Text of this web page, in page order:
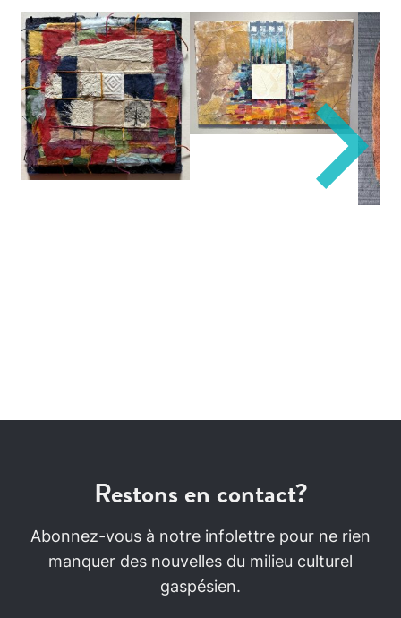
Restons en contact?
Abonnez-vous à notre infolettre pour ne rien
manquer des nouvelles du milieu culturel
gaspésien.